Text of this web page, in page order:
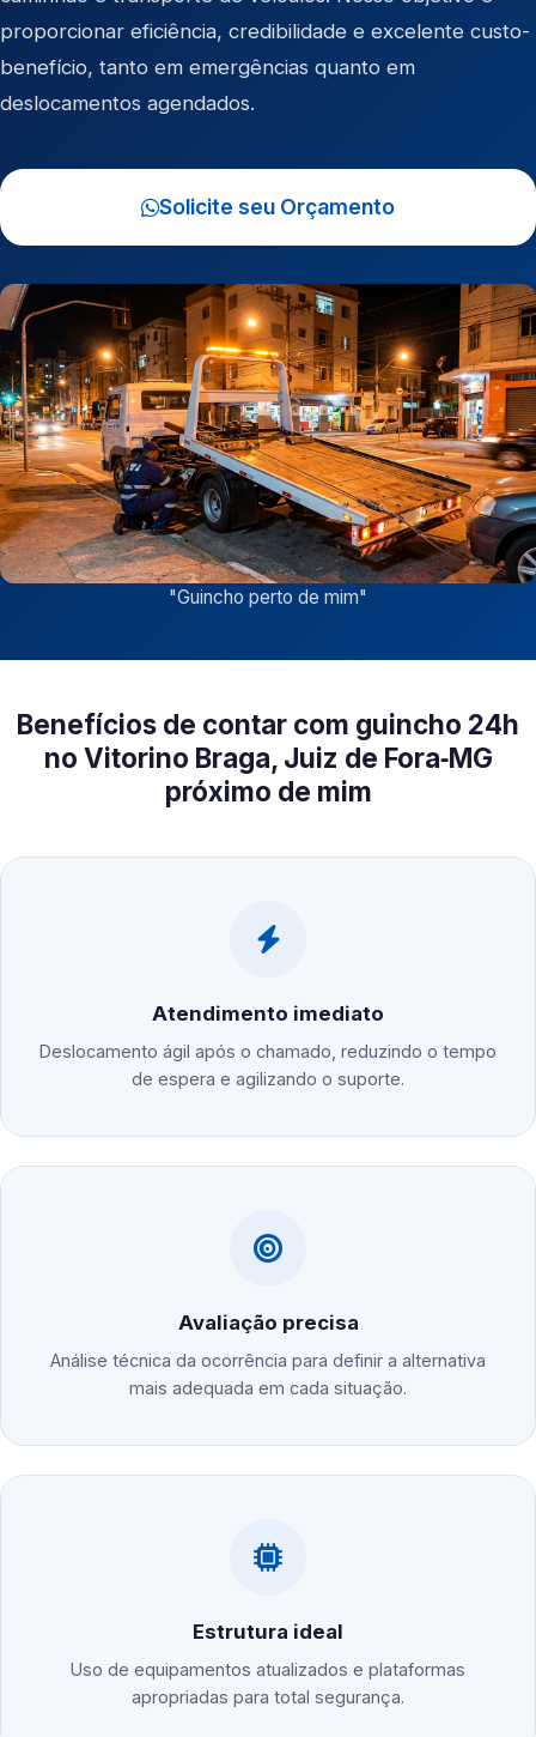
proporcionar eficiência, credibilidade e excelente custo-
benefício, tanto em emergências quanto em
deslocamentos agendados.
Solicite seu Orçamento
"Guincho perto de mim"
Benefícios de contar com guincho 24h
no Vitorino Braga, Juiz de Fora‑MG
próximo de mim
Atendimento imediato
Deslocamento ágil após o chamado, reduzindo o tempo
de espera e agilizando o suporte.
Avaliação precisa
Análise técnica da ocorrência para definir a alternativa
mais adequada em cada situação.
Estrutura ideal
Uso de equipamentos atualizados e plataformas
apropriadas para total segurança.